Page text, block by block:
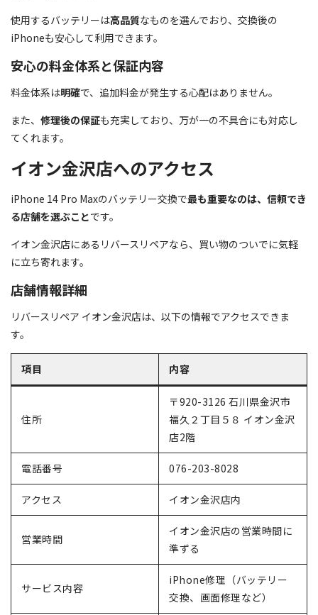
使用するバッテリーは高品質なものを選んでおり、交換後の
iPhoneも安心して利用できます。
安心の料金体系と保証内容
料金体系は明確で、追加料金が発生する心配はありません。
また、 修理後の保証も充実しており、万が一の不具合にも対応し
てくれます。
イオン金沢店へのアクセス
iPhone 14 Pro Maxのバッテリー交換で最も重要なのは、信頼でき
る店舗を選ぶことです。
イオン金沢店にあるリバースリペアなら、買い物のついでに気軽
に立ち寄れます。
店舗情報詳細
リバースリペア イオン金沢店は、以下の情報でアクセスできま
す。
項目 内容
住所
〒920-3126 石川県金沢市
福久２丁目５８ イオン金沢
店2階
電話番号 076-203-8028
アクセス イオン金沢店内
営業時間
イオン金沢店の営業時間に
準ずる
サービス内容
iPhone修理（バッテリー
交換、画面修理など）